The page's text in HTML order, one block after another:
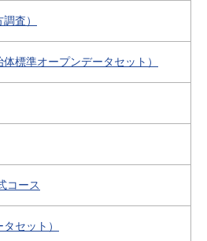
査）
標準オープンデータセット）
コース
セット）